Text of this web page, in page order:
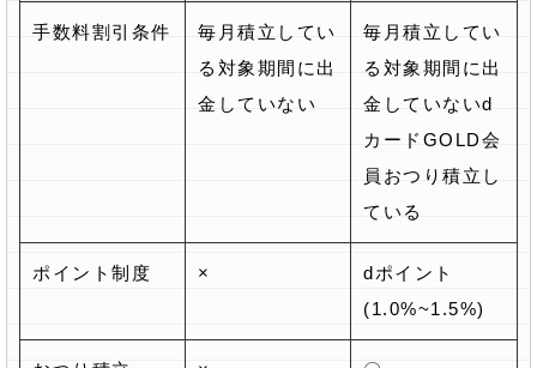
手数料割引条件
毎月積立してい
る対象期間に出
金していない
毎月積立してい
る対象期間に出
金していないd
カードGOLD会
員おつり積立し
ている
ポイント制度 ×
dポイント
(1.0%~1.5%)